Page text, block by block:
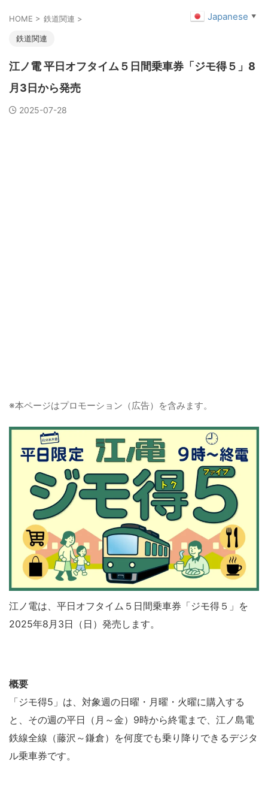
HOME > 鉄道関連 >
鉄道関連
江ノ電 平日オフタイム５日間乗車券「ジモ得５」8
月3日から発売
2025-07-28
※本ページはプロモーション（広告）を含みます。
江ノ電は、平日オフタイム５日間乗車券「ジモ得５」を
2025年8月3日（日）発売します。
概要
「ジモ得5」は、対象週の日曜・月曜・火曜に購入する
と、その週の平日（月～金）9時から終電まで、江ノ島電
鉄線全線（藤沢～鎌倉）を何度でも乗り降りできるデジタ
ル乗車券です。
Japanese ▼